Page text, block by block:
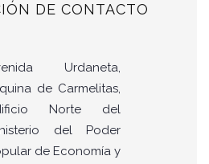
DE CONTACTO
Urdaneta,
de Carmelitas,
Norte del
del Poder
de Economía y